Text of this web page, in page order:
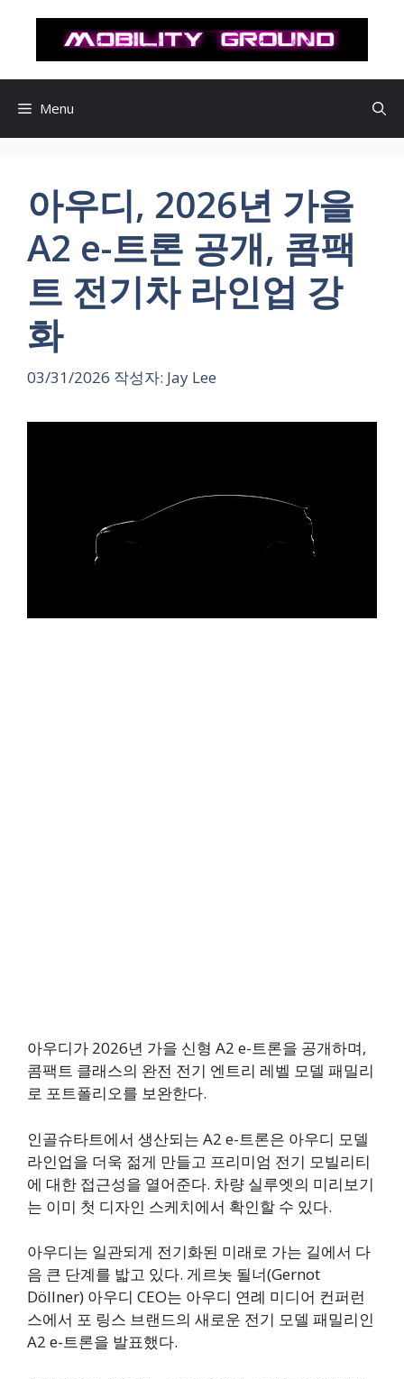
로
Menu
아우디, 2026년 가을
A2 e-트론 공개, 콤팩
트 전기차 라인업 강
화
03/31/2026 작성자: Jay Lee
아우디가 2026년 가을 신형 A2 e-트론을 공개하며,
콤팩트 클래스의 완전 전기 엔트리 레벨 모델 패밀리
로 포트폴리오를 보완한다.
인골슈타트에서 생산되는 A2 e-트론은 아우디 모델
라인업을 더욱 젊게 만들고 프리미엄 전기 모빌리티
에 대한 접근성을 열어준다. 차량 실루엣의 미리보기
는 이미 첫 디자인 스케치에서 확인할 수 있다.
아우디는 일관되게 전기화된 미래로 가는 길에서 다
음 큰 단계를 밟고 있다. 게르놋 될너(Gernot
Döllner) 아우디 CEO는 아우디 연례 미디어 컨퍼런
스에서 포 링스 브랜드의 새로운 전기 모델 패밀리인
A2 e-트론을 발표했다.